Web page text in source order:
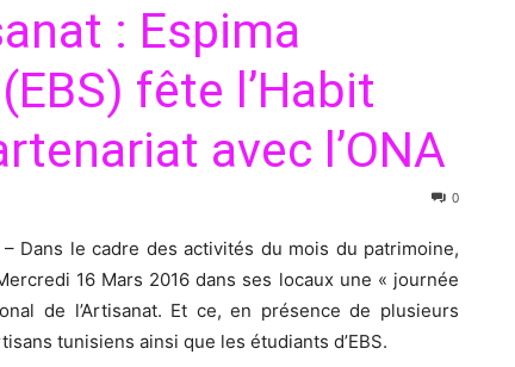
: Espima
fête l’Habit
avec l’ONA
0
– Dans le cadre des activités du mois du patrimoine,
16 Mars 2016 dans ses locaux une « journée
de l’Artisanat. Et ce, en présence de plusieurs
tunisiens ainsi que les étudiants d’EBS.